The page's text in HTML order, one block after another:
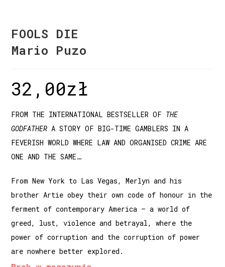
FOOLS DIE
Mario Puzo
32,00zł
FROM THE INTERNATIONAL BESTSELLER OF THE
GODFATHER A STORY OF BIG-TIME GAMBLERS IN A
FEVERISH WORLD WHERE LAW AND ORGANISED CRIME ARE
ONE AND THE SAME…
From New York to Las Vegas, Merlyn and his
brother Artie obey their own code of honour in the
ferment of contemporary America – a world of
greed, lust, violence and betrayal, where the
power of corruption and the corruption of power
are nowhere better explored.